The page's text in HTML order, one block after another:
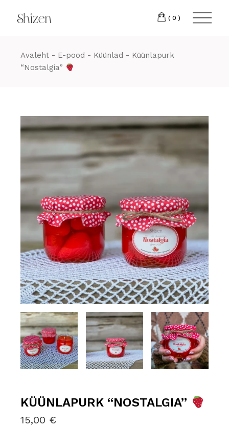
content
(0)
Avaleht E-pood Küünlad
Küünlapurk
“Nostalgia”
KÜÜNLAPURK “NOSTALGIA”
15,00 €